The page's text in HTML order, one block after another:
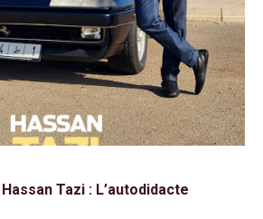
Tazi : L’autodidacte